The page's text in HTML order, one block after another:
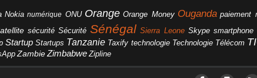
Nokia numérique ONU Orange Orange Money Ouganda paiement
sécurité Sécurité Sénégal Sierra Leone Skype smartphone
Startup Startups Tanzanie Taxify technologie Technologie Télécom
Zambie Zimbabwe Zipline